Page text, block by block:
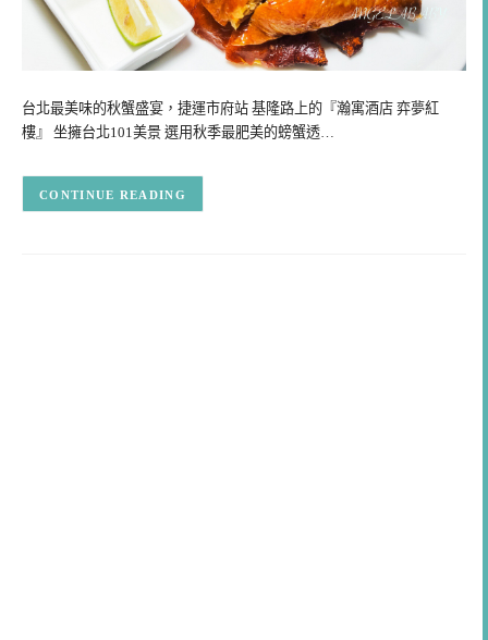
台北最美味的秋蟹盛宴，捷運市府站 基隆路上的『瀚寓酒店 弈夢紅
樓』 坐擁台北101美景 選用秋季最肥美的螃蟹透…
CONTINUE READING